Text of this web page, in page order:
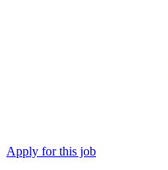
Apply for this job